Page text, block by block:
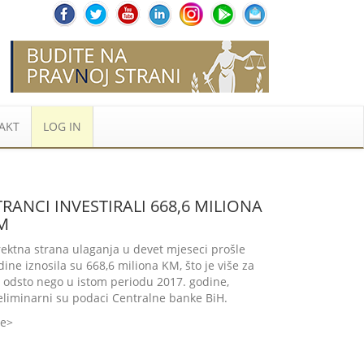
LOG IN
INVESTIRALI 668,6 MILIONA
strana ulaganja u devet mjeseci prošle
iznosila su 668,6 miliona KM, što je više za
odsto nego u istom periodu 2017. godine,
su podaci Centralne banke BiH.